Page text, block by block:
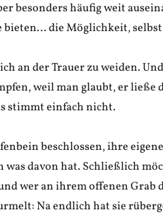
besonders häufig weit
bieten… die Möglichkeit,
an der Trauer zu weiden.
weil man glaubt, er ließe
stimmt einfach nicht.
beschlossen, ihre
was davon hat. Schließlich
wer an ihrem offenen Grab
Na endlich hat sie